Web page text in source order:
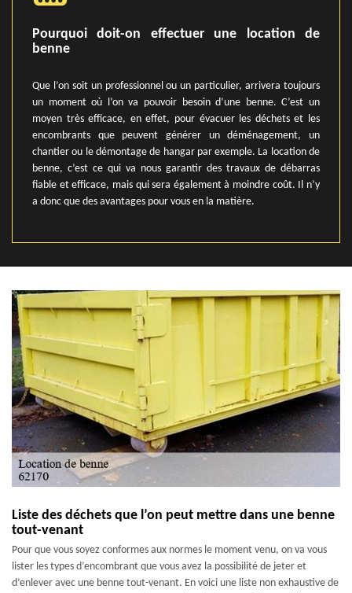
Pourquoi doit-on effectuer une location de
benne
Que l’on soit un professionnel ou un particulier, arrivera toujours
un moment où l’on va pouvoir besoin d’une benne. C’est un
moyen très efficace, en effet, pour évacuer les déchets et les
encombrants que peuvent générer un déménagement, un
chantier ou le démontage de hangar par exemple. La location de
benne, c’est ce qui va nous garantir des travaux de débarras
fiable et efficace, mais qui sera également à moindre coût. Il n’y
a donc que des avantages pour vous en la matière.
Liste des déchets que l’on peut mettre dans une benne
tout-venant
Pour que vous soyez conformes aux normes le moment venu, on va vous
lister les types d’encombrant que vous avez la possibilité de jeter et
d’enlever avec une benne tout-venant. En voici une liste non exhaustive de